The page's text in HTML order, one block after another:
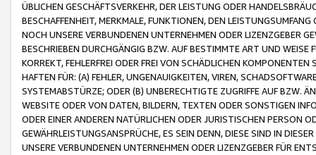
ÜBLICHEN GESCHÄFTSVERKEHR, DER LEISTUNG ODER
BESCHAFFENHEIT, MERKMALE, FUNKTIONEN, DEN
NOCH UNSERE VERBUNDENEN UNTERNEHMEN ODER LIZENZGEBER
BESCHRIEBEN DURCHGÄNGIG BZW. AUF BESTIMMTE ART UND
KORREKT, FEHLERFREI ODER FREI VON SCHÄDLICHEN
HAFTEN FÜR: (A) FEHLER, UNGENAUIGKEITEN, VIREN,
SYSTEMABSTÜRZE; ODER (B) UNBERECHTIGTE ZUGRIFFE AUF BZW.
WEBSITE ODER VON DATEN, BILDERN, TEXTEN ODER SONSTIGEN
ODER EINER ANDEREN NATÜRLICHEN ODER JURISTISCHEN PERSON
GEWÄHRLEISTUNGSANSPRÜCHE, ES SEIN DENN, DIESE SIND IN
UNSERE VERBUNDENEN UNTERNEHMEN ODER LIZENZGEBER FÜR